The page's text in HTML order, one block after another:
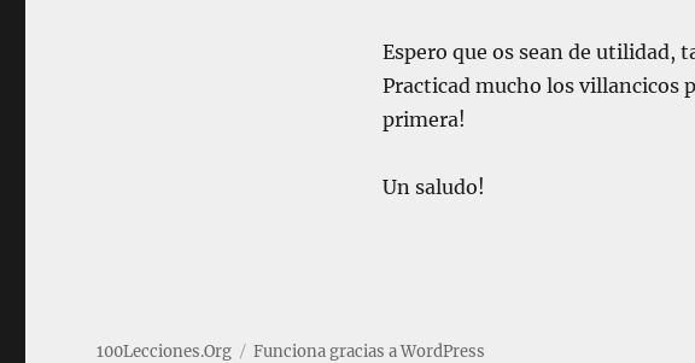
Espero que os sean de utilidad,
Practicad mucho los villancicos
primera!
Un saludo!
100Lecciones.Org Funciona gracias a WordPress